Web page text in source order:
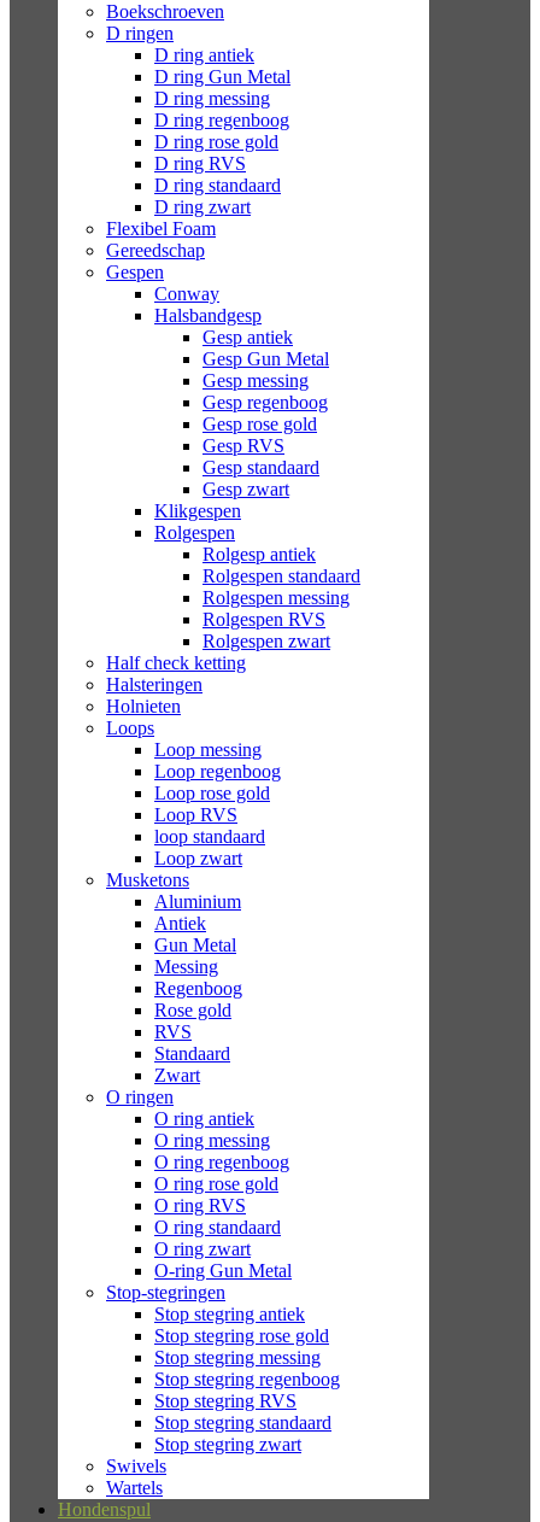
Boekschroeven
D ringen
D ring antiek
D ring Gun Metal
D ring messing
D ring regenboog
D ring rose gold
D ring RVS
D ring standaard
D ring zwart
Flexibel Foam
Gereedschap
Gespen
Conway
Halsbandgesp
Gesp antiek
Gesp Gun Metal
Gesp messing
Gesp regenboog
Gesp rose gold
Gesp RVS
Gesp standaard
Gesp zwart
Klikgespen
Rolgespen
Rolgesp antiek
Rolgespen standaard
Rolgespen messing
Rolgespen RVS
Rolgespen zwart
Half check ketting
Halsteringen
Holnieten
Loops
Loop messing
Loop regenboog
Loop rose gold
Loop RVS
loop standaard
Loop zwart
Musketons
Aluminium
Antiek
Gun Metal
Messing
Regenboog
Rose gold
RVS
Standaard
Zwart
O ringen
O ring antiek
O ring messing
O ring regenboog
O ring rose gold
O ring RVS
O ring standaard
O ring zwart
O-ring Gun Metal
Stop-stegringen
Stop stegring antiek
Stop stegring rose gold
Stop stegring messing
Stop stegring regenboog
Stop stegring RVS
Stop stegring standaard
Stop stegring zwart
Swivels
Wartels
Hondenspul